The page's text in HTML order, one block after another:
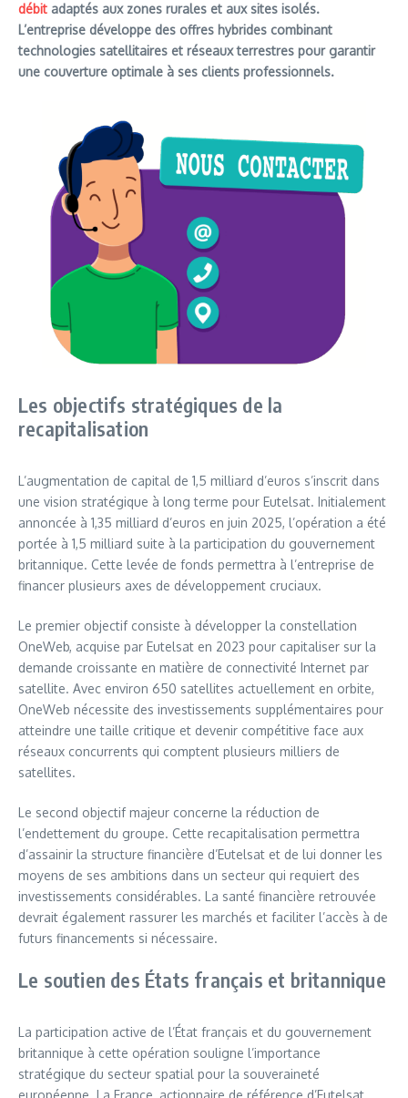
débit adaptés aux zones rurales et aux sites isolés.
L’entreprise développe des offres hybrides combinant
technologies satellitaires et réseaux terrestres pour garantir
une couverture optimale à ses clients professionnels.
Les objectifs stratégiques de la
recapitalisation
L’augmentation de capital de 1,5 milliard d’euros s’inscrit dans
une vision stratégique à long terme pour Eutelsat. Initialement
annoncée à 1,35 milliard d’euros en juin 2025, l’opération a été
portée à 1,5 milliard suite à la participation du gouvernement
britannique. Cette levée de fonds permettra à l’entreprise de
financer plusieurs axes de développement cruciaux.
Le premier objectif consiste à développer la constellation
OneWeb, acquise par Eutelsat en 2023 pour capitaliser sur la
demande croissante en matière de connectivité Internet par
satellite. Avec environ 650 satellites actuellement en orbite,
OneWeb nécessite des investissements supplémentaires pour
atteindre une taille critique et devenir compétitive face aux
réseaux concurrents qui comptent plusieurs milliers de
satellites.
Le second objectif majeur concerne la réduction de
l’endettement du groupe. Cette recapitalisation permettra
d’assainir la structure financière d’Eutelsat et de lui donner les
moyens de ses ambitions dans un secteur qui requiert des
investissements considérables. La santé financière retrouvée
devrait également rassurer les marchés et faciliter l’accès à de
futurs financements si nécessaire.
Le soutien des États français et britannique
La participation active de l’État français et du gouvernement
britannique à cette opération souligne l’importance
stratégique du secteur spatial pour la souveraineté